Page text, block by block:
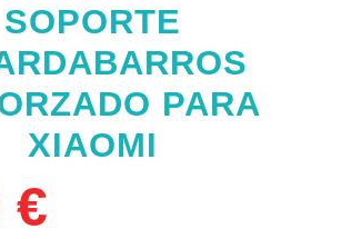
SOPORTE
PARA
XIAOMI
€